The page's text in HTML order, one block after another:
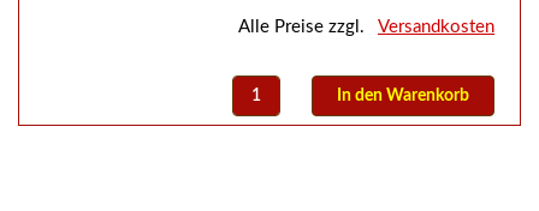
Alle Preise zzgl. Versandkosten